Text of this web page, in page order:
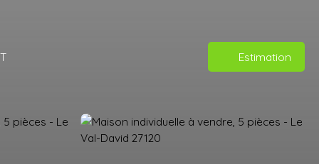
Estimation